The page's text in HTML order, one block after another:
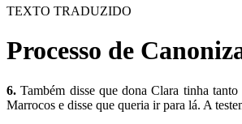
TEXTO TRADUZIDO
Processo de
6. Também disse que dona Clara tinha
Marrocos e disse que queria ir para lá. A